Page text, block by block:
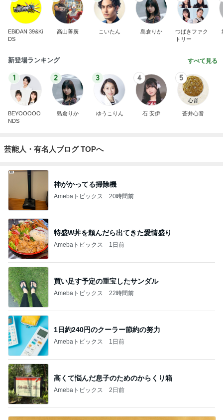
EBiDAN 39&Ki
DS
高山善廣 こいたん 島倉りか
つばきファク
トリー
新登場ランキング すべて見る
1
BEYOOOOO
NDS
2
島倉りか
3
ゆうこりん
4
石 安伊
5
蒼井心音
芸能人・有名人ブログ TOPへ
神がかってる掃除機
Amebaトピックス 20時間前
特盛W丼を頼んだら出てきた愛情盛り
Amebaトピックス 1日前
買い足す予定の重宝したサンダル
Amebaトピックス 22時間前
1日約240円のクーラー節約の努力
Amebaトピックス 1日前
高くて悩んだ息子のためのからくり箱
Amebaトピックス 2日前